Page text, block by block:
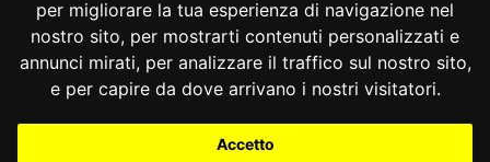
per migliorare la tua esperienza di navigazione nel
nostro sito, per mostrarti contenuti personalizzati e
annunci mirati, per analizzare il traffico sul nostro sito,
e per capire da dove arrivano i nostri visitatori.
Accetto
CONSULTA ONLINE DAL 1995 -NOTE LEGALI
Consulta OnLine non ha prodotto e non è responsabile per i contenuti e
le informazioni legali di siti collegati.
costituisce una relazione di consulenza legale.
Nessuno deve confidare o agire in base alle informazioni disponibili in